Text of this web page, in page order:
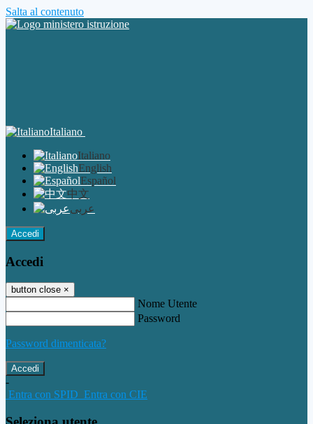
Salta al contenuto
Italiano
Italiano
English
Español
中文
عربى
Accedi
Accedi
button close ×
Nome Utente
Password
Password dimenticata?
-
Entra con SPID Entra con CIE